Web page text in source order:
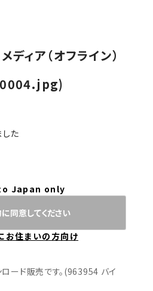
ィア（オフライン）
た
Japan only
同意してください
お住まいの方向け
ード販売です。(963954 バイ